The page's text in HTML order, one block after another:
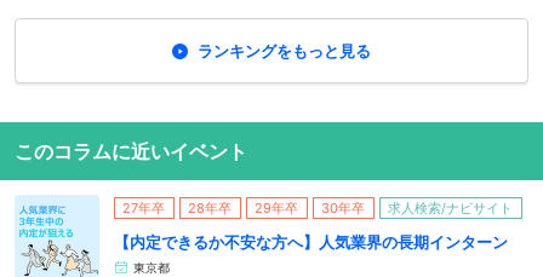
ランキングをもっと見る
このコラムに近いイベント
27年卒 28年卒 29年卒 30年卒 求人検索/ナビサイト
【内定できるか不安な方へ】人気業界の長期インターン
東京都